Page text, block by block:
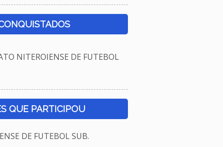
NITEROIENSE DE FUTEBOL
QUE PARTICIPOU
DE FUTEBOL SUB.